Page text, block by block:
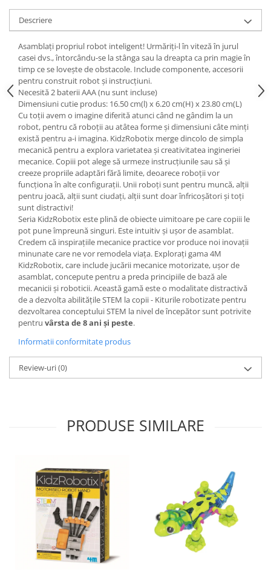
Descriere
Asamblaţi propriul robot inteligent! Urmăriţi-l în viteză în jurul
casei dvs., întorcându-se la stânga sau la dreapta ca prin magie în
timp ce se loveşte de obstacole. Include componente, accesorii
pentru construit robot şi instrucţiuni.
Necesită 2 baterii AAA (nu sunt incluse)
Dimensiuni cutie produs: 16.50 cm(l) x 6.20 cm(H) x 23.80 cm(L)
Cu toţii avem o imagine diferită atunci când ne gândim la un
robot, pentru că roboţii au atâtea forme şi dimensiuni câte minţi
există pentru a-i imagina. KidzRobotix merge dincolo de simpla
mecanică pentru a explora varietatea şi creativitatea ingineriei
mecanice. Copiii pot alege să urmeze instrucţiunile sau să şi
creeze propriile adaptări fără limite, deoarece roboţii vor
funcţiona în alte configuraţii. Unii roboţi sunt pentru muncă, alţii
pentru joacă, alţii sunt ciudaţi, alţii sunt doar înfricoşători şi toţi
sunt distractivi!
Seria KidzRobotix este plină de obiecte uimitoare pe care copiii le
pot pune împreună singuri. Este intuitiv şi uşor de asamblat.
Credem că inspiraţiile mecanice practice vor produce noi inovaţii
minunate care ne vor remodela viaţa. Explorați gama 4M
KidzRobotix, care include jucării mecanice motorizate, uşor de
asamblat, concepute pentru a preda principiile de bază ale
mecanicii şi roboticii. Această gamă este o modalitate distractivă
de a dezvolta abilităţile STEM la copii - Kiturile robotizate pentru
dezvoltarea conceptului STEM la nivel de începător sunt potrivite
pentru vârsta de 8 ani şi peste.
Informatii conformitate produs
Review-uri(0)
PRODUSE SIMILARE